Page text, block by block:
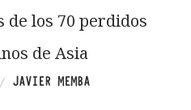
de los 70 perdidos
de Asia
/ JAVIER MEMBA